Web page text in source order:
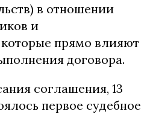
в отношении
и
прямо влияют
договора.
соглашения, 13
первое судебное